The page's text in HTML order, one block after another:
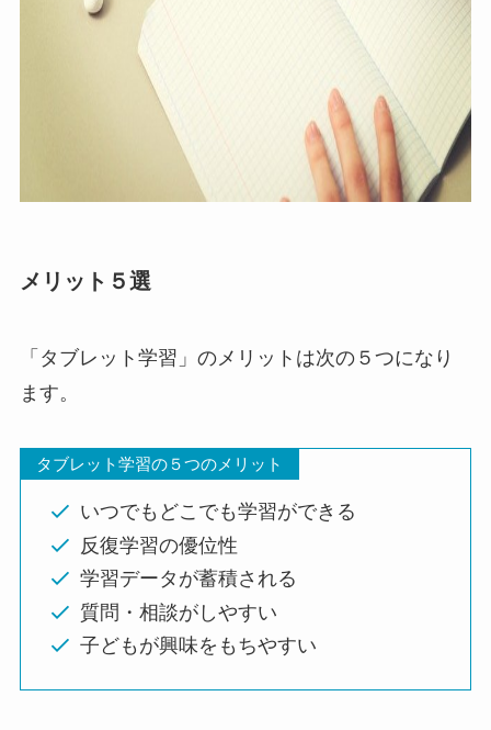
メリット５選
「タブレット学習」のメリットは次の５つになり
ます。
タブレット学習の５つのメリット
いつでもどこでも学習ができる
反復学習の優位性
学習データが蓄積される
質問・相談がしやすい
子どもが興味をもちやすい